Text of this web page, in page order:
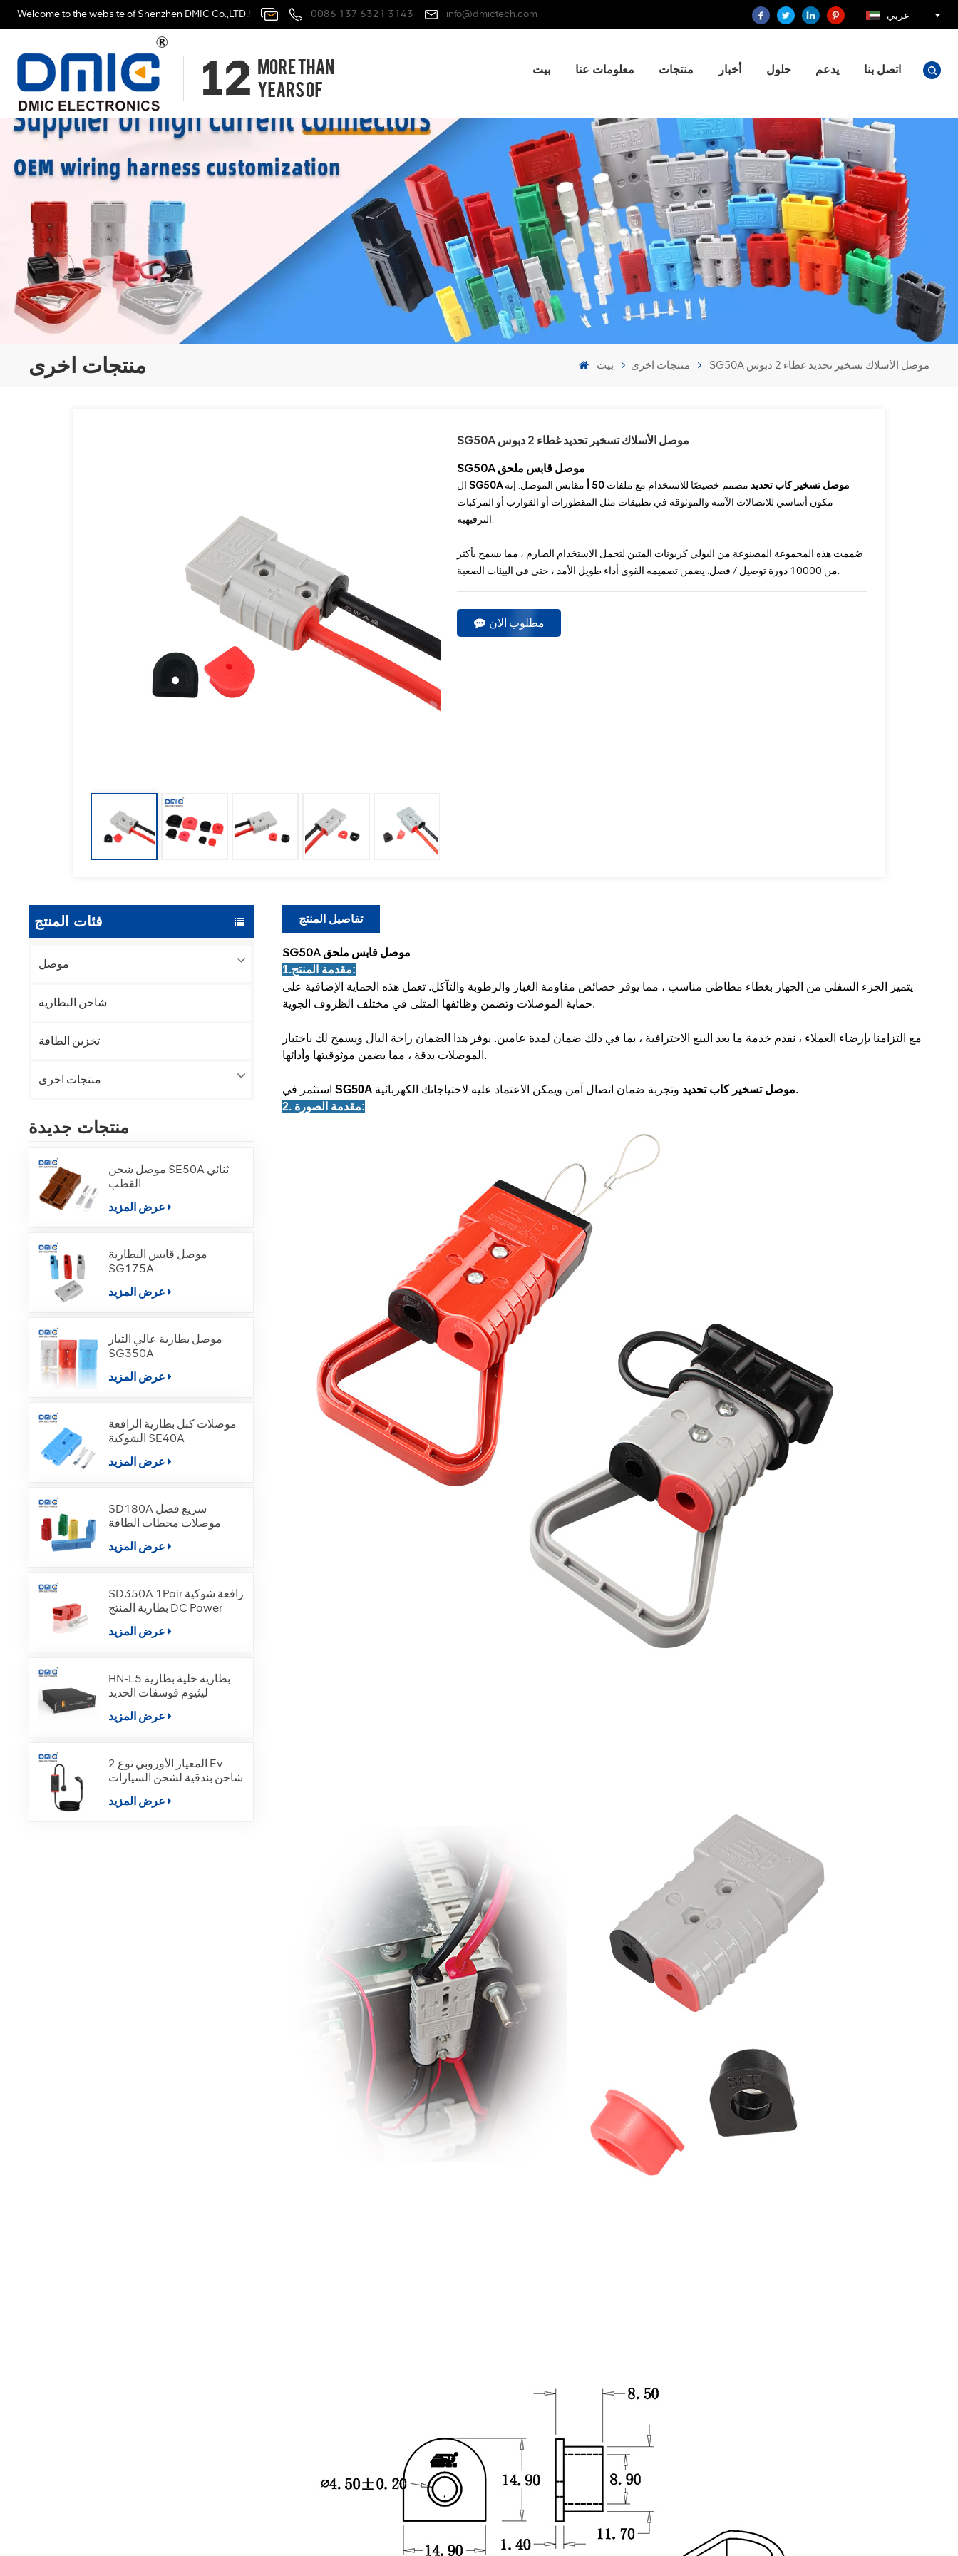
Welcome to the website of Shenzhen DMIC Co.,LTD.! 0086 137 6321 3143 info@dmictech.com عربي
بيت معلومات عنا منتجات أخبار حلول يدعم اتصل بنا
منتجات اخرى بيت منتجات اخرى SG50A موصل الأسلاك تسخير تحديد غطاء 2 دبوس
SG50A موصل الأسلاك تسخير تحديد غطاء 2 دبوس
SG50Aموصل قابس ملحق
ال SG50A موصل تسخير كاب تحديدمصمم خصيصًا للاستخدام مع ملفات 50 أ
مقابس الموصل. إنه
مكون أساسي للاتصالات الآمنة والموثوقة في تطبيقات مثل المقطورات أو القوارب أو المركبات
الترفيهية.
صُممت هذه المجموعة المصنوعة من البولي كربونات المتين لتحمل الاستخدام الصارم ، مما يسمح بأكثر
من 10000 دورة توصيل / فصل. يضمن تصميمه القوي أداء طويل الأمد ، حتى في البيئات الصعبة.
مطلوب الان
فئات المنتج
موصل
شاحن البطارية
تخزين الطاقة
منتجات اخرى
منتجات جديدة
موصل شحن SE50A ثنائي
القطب
عرض المزيد
موصل قابس البطارية
SG175A
عرض المزيد
موصل بطارية عالي التيار
SG350A
عرض المزيد
موصلات كبل بطارية الرافعة
الشوكية SE40A
عرض المزيد
SD180A سريع فصل
موصلات محطات الطاقة
عرض المزيد
SD350A 1Pair رافعة شوكية
بطارية المنتج DC Power
عرض المزيد
HN-L5 بطارية خلية بطارية
ليثيوم فوسفات الحديد
عرض المزيد
المعيار الأوروبي نوع 2 Ev
شاحن بندقية لشحن السيارات
عرض المزيد
تفاصيل المنتج
SG50A موصل قابس ملحق
1.مقدمة المنتج:
يتميز الجزء السفلي من الجهاز بغطاء مطاطي مناسب ، مما يوفر خصائص مقاومة الغبار والرطوبة والتآكل. تعمل هذه الحماية الإضافية على
حماية الموصلات وتضمن وظائفها المثلى في مختلف الظروف الجوية.
مع التزامنا بإرضاء العملاء ، نقدم خدمة ما بعد البيع الاحترافية ، بما في ذلك ضمان لمدة عامين. يوفر هذا الضمان راحة البال ويسمح لك باختبار
الموصلات بدقة ، مما يضمن موثوقيتها وأدائها.
SG50A موصل تسخير كاب تحديدوتجربة ضمان اتصال آمن ويمكن الاعتماد عليه لاحتياجاتك الكهربائية.
2. مقدمة الصورة: